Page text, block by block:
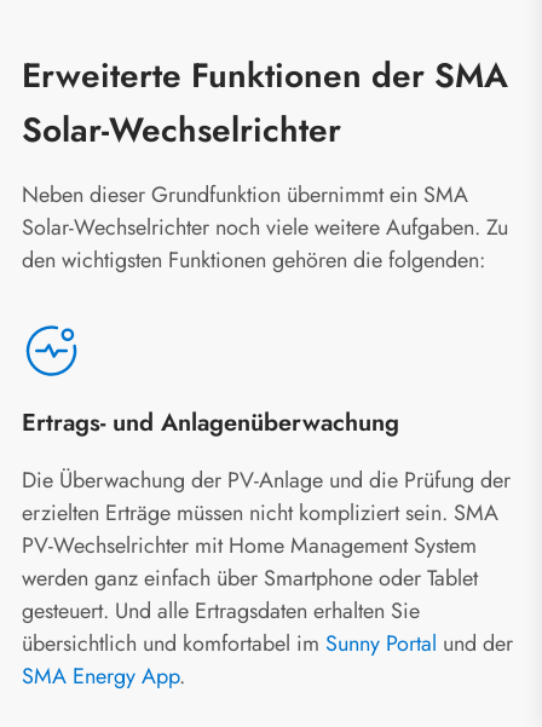
Erweiterte Funktionen der SMA
Solar-Wechselrichter
Neben dieser Grundfunktion übernimmt ein SMA
Solar-Wechselrichter noch viele weitere Aufgaben. Zu
den wichtigsten Funktionen gehören die folgenden:
Ertrags- und Anlagenüberwachung
Die Überwachung der PV-Anlage und die Prüfung der
erzielten Erträge müssen nicht kompliziert sein. SMA
PV-Wechselrichter mit Home Management System
werden ganz einfach über Smartphone oder Tablet
gesteuert. Und alle Ertragsdaten erhalten Sie
übersichtlich und komfortabel im Sunny Portal und der
SMA Energy App.